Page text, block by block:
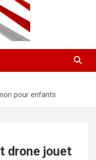
pour enfants
drone jouet